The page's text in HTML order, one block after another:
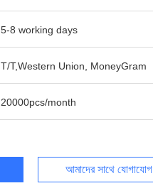
5-8 working days
T/T,Western Union, MoneyGram
20000pcs/month
আমাদের সাথে যোগাযোগ